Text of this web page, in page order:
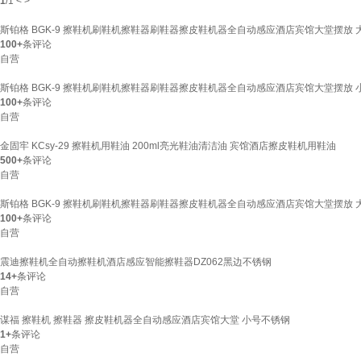
斯铂格 BGK-9 擦鞋机刷鞋机擦鞋器刷鞋器擦皮鞋机器全自动感应酒店宾馆大堂摆放
100+条评论
自营
斯铂格 BGK-9 擦鞋机刷鞋机擦鞋器刷鞋器擦皮鞋机器全自动感应酒店宾馆大堂摆放
100+条评论
自营
金固牢 KCsy-29 擦鞋机用鞋油 200ml亮光鞋油清洁油 宾馆酒店擦皮鞋机用鞋油
500+条评论
自营
斯铂格 BGK-9 擦鞋机刷鞋机擦鞋器刷鞋器擦皮鞋机器全自动感应酒店宾馆大堂摆放
100+条评论
自营
震迪擦鞋机全自动擦鞋机酒店感应智能擦鞋器DZ062黑边不锈钢
14+条评论
自营
谋福 擦鞋机 擦鞋器 擦皮鞋机器全自动感应酒店宾馆大堂 小号不锈钢
1+条评论
自营